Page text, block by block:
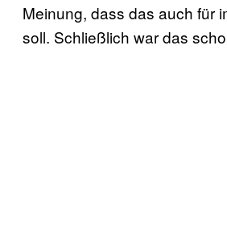
Meinung, dass das auch für
soll. Schließlich war das